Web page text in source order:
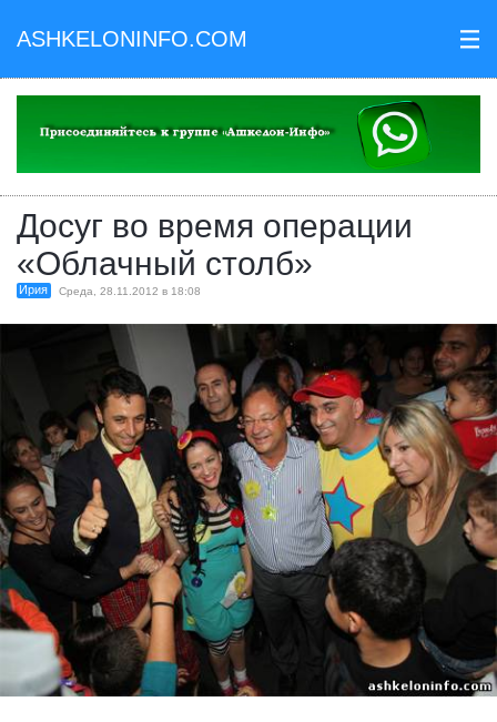
ASHKELONINFO.COM III
Досуг во время операции
«Облачный столб»
Ирия Среда, 28.11.2012 в 18:08